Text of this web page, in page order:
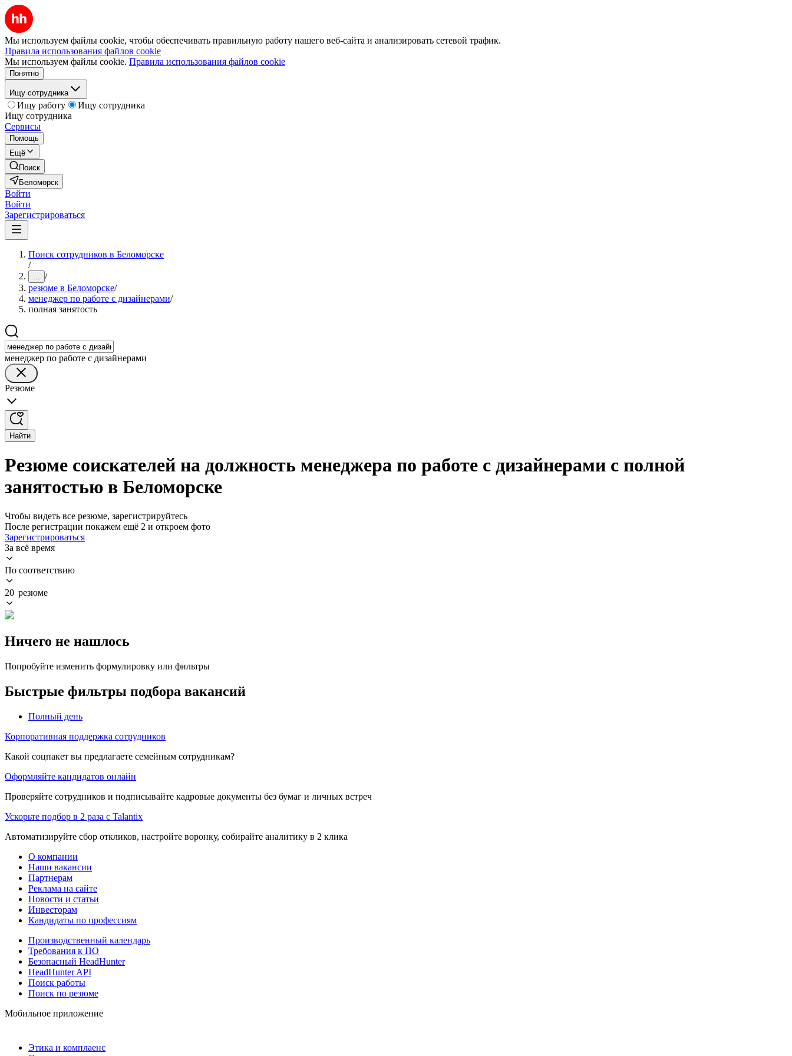
Мы используем файлы cookie, чтобы обеспечивать правильную работу нашего веб-сайта и анализировать сетевой трафик.
Правила использования файлов cookie
Мы используем файлы cookie. Правила использования файлов cookie
Понятно
Ищу сотрудника
Ищу работу
Ищу сотрудника
Ищу сотрудника
Сервисы
Помощь
Ещё
Поиск
Беломорск
Войти
Войти
Зарегистрироваться
Поиск сотрудников в Беломорске
/
... /
резюме в Беломорске/
менеджер по работе с дизайнерами/
полная занятость
менеджер по работе с дизайнерами
Резюме
Найти
Резюме соискателей на должность менеджера по работе с дизайнерами с полной
занятостью в Беломорске
Чтобы видеть все резюме, зарегистрируйтесь
После регистрации покажем ещё 2 и откроем фото
Зарегистрироваться
За всё время
По соответствию
20 резюме
Ничего не нашлось
Попробуйте изменить формулировку или фильтры
Быстрые фильтры подбора вакансий
Полный день
Корпоративная поддержка сотрудников
Какой соцпакет вы предлагаете семейным сотрудникам?
Оформляйте кандидатов онлайн
Проверяйте сотрудников и подписывайте кадровые документы без бумаг и личных встреч
Ускорьте подбор в 2 раза с Talantix
Автоматизируйте сбор откликов, настройте воронку, собирайте аналитику в 2 клика
О компании
Наши вакансии
Партнерам
Реклама на сайте
Новости и статьи
Инвесторам
Кандидаты по профессиям
Производственный календарь
Требования к ПО
Безопасный HeadHunter
HeadHunter API
Поиск работы
Поиск по резюме
Мобильное приложение
Этика и комплаенс